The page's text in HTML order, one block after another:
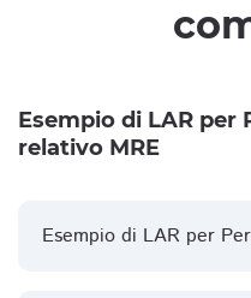
Esempio di LAR per
relativo MRE
Esempio di LAR per